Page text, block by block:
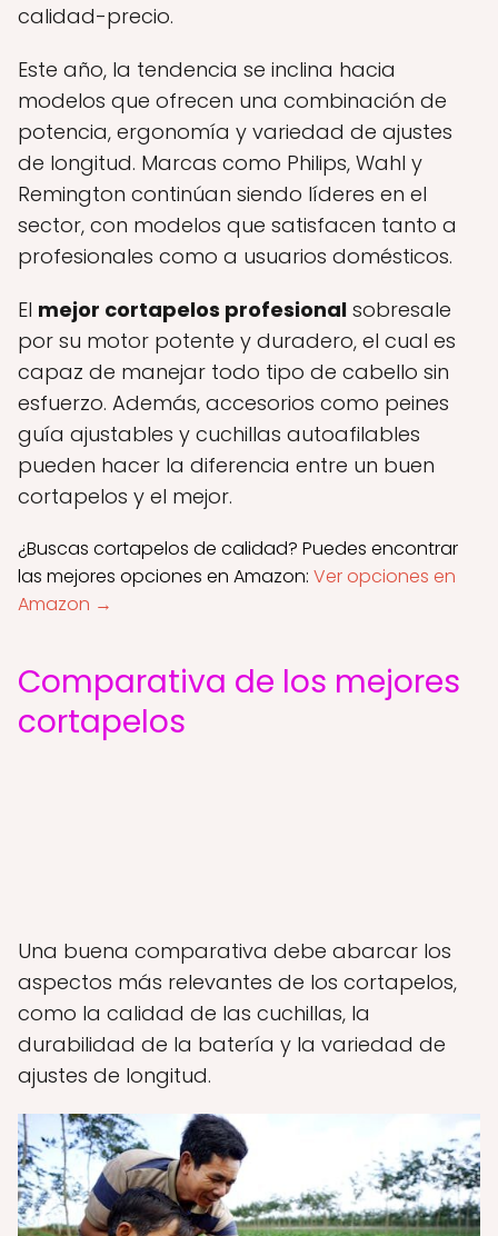
calidad-precio.
Este año, la tendencia se inclina hacia
modelos que ofrecen una combinación de
potencia, ergonomía y variedad de ajustes
de longitud. Marcas como Philips, Wahl y
Remington continúan siendo líderes en el
sector, con modelos que satisfacen tanto a
profesionales como a usuarios domésticos.
El mejor cortapelos profesional sobresale
por su motor potente y duradero, el cual es
capaz de manejar todo tipo de cabello sin
esfuerzo. Además, accesorios como peines
guía ajustables y cuchillas autoafilables
pueden hacer la diferencia entre un buen
cortapelos y el mejor.
¿Buscas cortapelos de calidad? Puedes encontrar
las mejores opciones en Amazon: Ver opciones en
Amazon →
Comparativa de los mejores
cortapelos
Una buena comparativa debe abarcar los
aspectos más relevantes de los cortapelos,
como la calidad de las cuchillas, la
durabilidad de la batería y la variedad de
ajustes de longitud.